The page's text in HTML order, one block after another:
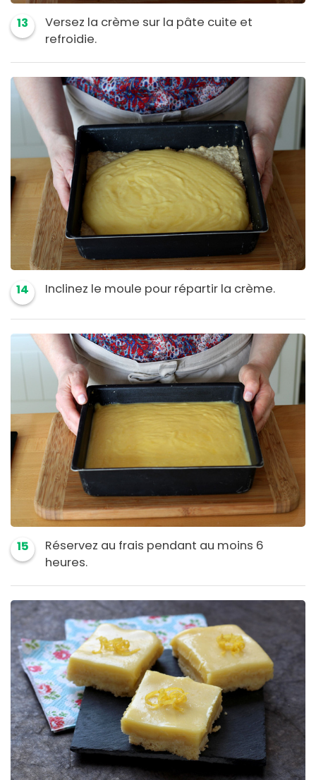
13
Versez la crème sur la pâte cuite et
refroidie.
14 Inclinez le moule pour répartir la crème.
15
Réservez au frais pendant au moins 6
heures.